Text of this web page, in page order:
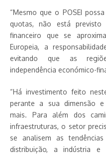
“Mesmo que o POSEI
quotas, não está previsto
financeiro que se
Europeia, a
evitando que as
independência económico-
“Há investimento feito
perante a sua dimensão e
mais. Para além dos
infraestruturas, o setor
se analisem as
distribuição, a indústria e